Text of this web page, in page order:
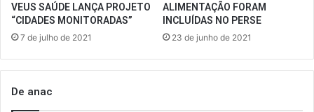
VEUS SAÚDE LANÇA PROJETO
“CIDADES MONITORADAS”
7 de julho de 2021
ALIMENTAÇÃO FORAM
INCLUÍDAS NO PERSE
23 de junho de 2021
De anac